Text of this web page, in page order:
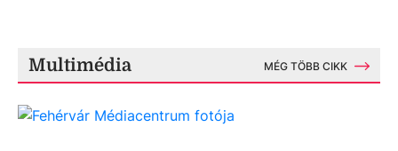
Multimédia MÉG TÖBB CIKK